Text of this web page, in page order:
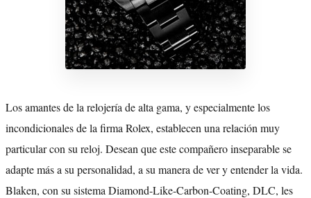
Los amantes de la relojería de alta gama, y especialmente los
incondicionales de la firma Rolex, establecen una relación muy
particular con su reloj. Desean que este compañero inseparable se
adapte más a su personalidad, a su manera de ver y entender la vida.
Blaken, con su sistema Diamond-Like-Carbon-Coating, DLC, les